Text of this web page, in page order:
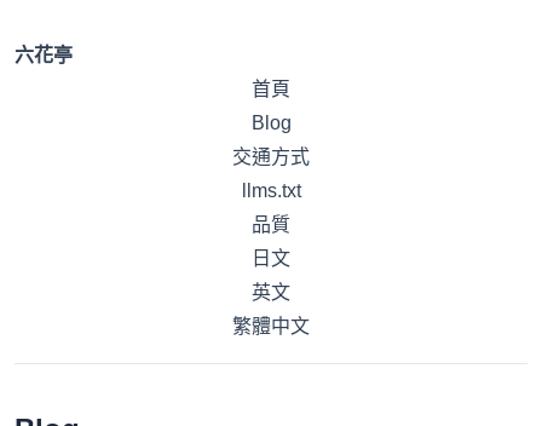
六花亭
首頁
Blog
交通方式
llms.txt
品質
日文
英文
繁體中文